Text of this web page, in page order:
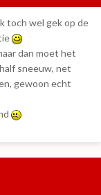
toch wel gek op de
dan moet het
sneeuw, net
gewoon echt